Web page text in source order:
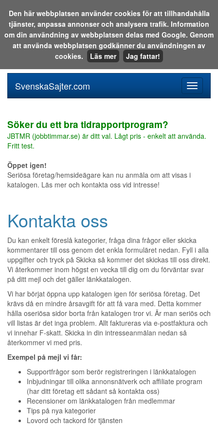
Sök i katalogen eller på webben:
meny
SvenskaSajter.com
Söker du ett bra tidrapportprogram?
JBTMR (jobbtimmar.se) är ditt val. Lågt pris - enkelt att använda.
Fritt test.
Öppet igen!
Seriösa företag/hemsideägare kan nu anmäla om att visas i
katalogen. Läs mer och kontakta oss vid intresse!
Kontakta oss
Du kan enkelt föreslå kategorier, fråga dina frågor eller skicka
kommentarer till oss genom det enkla formuläret nedan. Fyll i alla
uppgifter och tryck på Skicka så kommer det skickas till oss direkt.
Vi återkommer inom högst en vecka till dig om du förväntar svar
på ditt mejl och det gäller länkkatalogen.
Vi har börjat öppna upp katalogen igen för seriösa företag. Det
krävs då en mindre årsavgift för att få vara med. Detta kommer
hålla oseriösa sidor borta från katalogen tror vi. Är man seriös och
vill listas är det inga problem. Allt faktureras via e-postfaktura och
vi innehar F-skatt. Skicka in din intresseanmälan nedan så
återkommer vi med pris.
Exempel på mejl vi får:
Supportfrågor som berör registreringen i länkkatalogen
Inbjudningar till olika annonsnätverk och affiliate program
(har ditt företag ett sådant så kontakta oss)
Recensioner om länkkatalogen från medlemmar
Tips på nya kategorier
Lovord och tackord för tjänsten
Den här webbplatsen använder cookies för att tillhandahålla
tjänster, anpassa annonser och analysera trafik. Information
om din användning av webbplatsen delas med Google. Genom
att använda webbplatsen godkänner du användningen av
cookies.
Läs mer Jag fattar!